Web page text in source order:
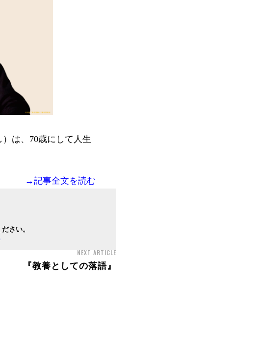
は、70歳にして人生
→記事全文を読む
さい。
NEXT ARTICLE
『教養としての落語』